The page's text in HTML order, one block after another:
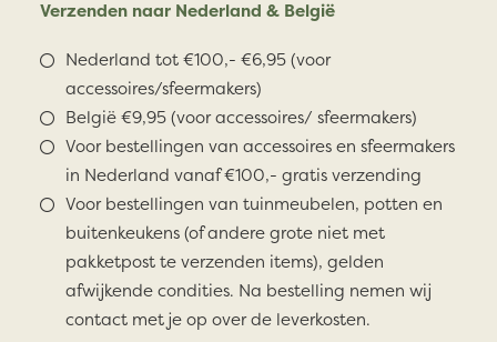
Verzenden naar Nederland & België
Nederland tot €100,- €6,95 (voor
accessoires/sfeermakers)
België €9,95 (voor accessoires/ sfeermakers)
Voor bestellingen van accessoires en sfeermakers
in Nederland vanaf €100,- gratis verzending
Voor bestellingen van tuinmeubelen, potten en
buitenkeukens (of andere grote niet met
pakketpost te verzenden items), gelden
afwijkende condities. Na bestelling nemen wij
contact met je op over de leverkosten.